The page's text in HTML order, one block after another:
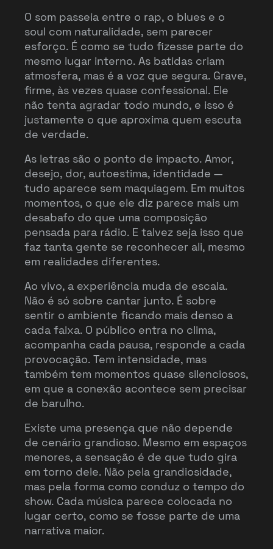
O som passeia entre o rap, o blues e o
soul com naturalidade, sem parecer
esforço. É como se tudo fizesse parte do
mesmo lugar interno. As batidas criam
atmosfera, mas é a voz que segura. Grave,
firme, às vezes quase confessional. Ele
não tenta agradar todo mundo, e isso é
justamente o que aproxima quem escuta
de verdade.
As letras são o ponto de impacto. Amor,
desejo, dor, autoestima, identidade —
tudo aparece sem maquiagem. Em muitos
momentos, o que ele diz parece mais um
desabafo do que uma composição
pensada para rádio. E talvez seja isso que
faz tanta gente se reconhecer ali, mesmo
em realidades diferentes.
Ao vivo, a experiência muda de escala.
Não é só sobre cantar junto. É sobre
sentir o ambiente ficando mais denso a
cada faixa. O público entra no clima,
acompanha cada pausa, responde a cada
provocação. Tem intensidade, mas
também tem momentos quase silenciosos,
em que a conexão acontece sem precisar
de barulho.
Existe uma presença que não depende
de cenário grandioso. Mesmo em espaços
menores, a sensação é de que tudo gira
em torno dele. Não pela grandiosidade,
mas pela forma como conduz o tempo do
show. Cada música parece colocada no
lugar certo, como se fosse parte de uma
narrativa maior.